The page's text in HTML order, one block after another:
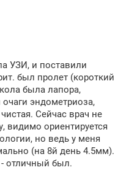
УЗИ, и поставили
был пролет (короткий
была лапора,
эндометриоза,
Сейчас врач не
видимо ориентируется
но ведь у меня
(на 8й день 4.5мм).
- отличный был.